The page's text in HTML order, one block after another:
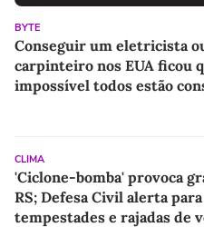
BYTE
Conseguir um eletricista
carpinteiro nos EUA ficou
impossível todos estão
CLIMA
'Ciclone-bomba' provoca
RS; Defesa Civil alerta
tempestades e rajadas de